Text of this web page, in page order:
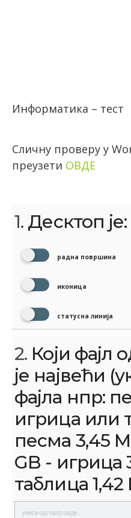
Информатика – тест
Сличну проверу у
преузети ОВДЕ
1. Десктоп је:
радна површина
иконица
статусна линија
2. Који фајл
је највећи
фајла нпр:
игрица или
песма 3,45
GB - игрица
таблица 1,42